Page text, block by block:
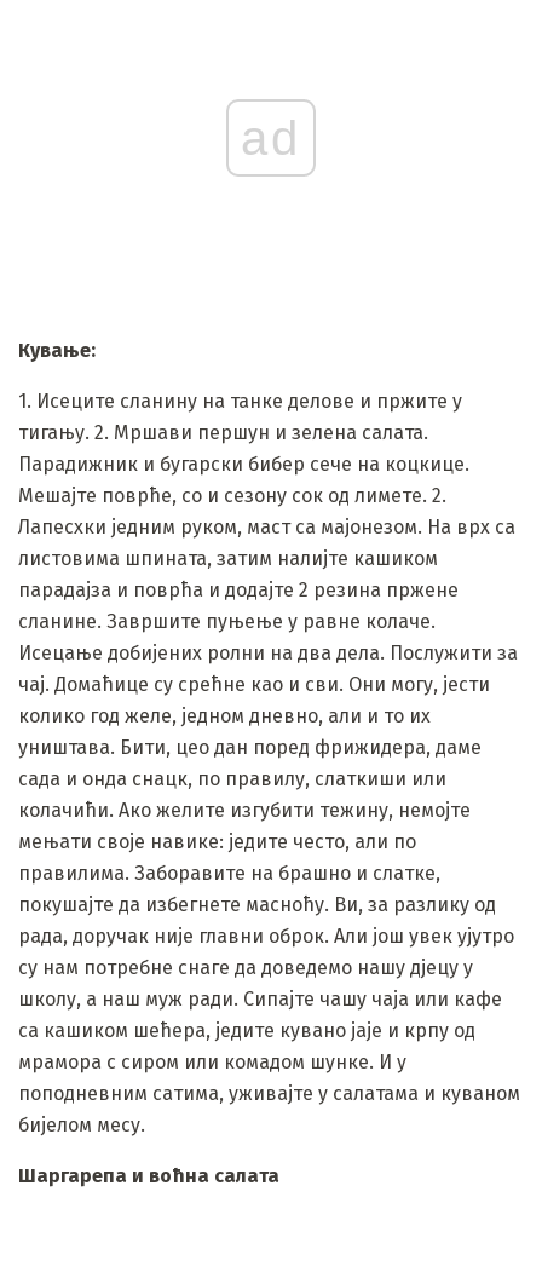
ad
Кување:
1. Исеците сланину на танке делове и пржите у
тигању. 2. Мршави першун и зелена салата.
Парадижник и бугарски бибер сече на коцкице.
Мешајте поврће, со и сезону сок од лимете. 2.
Лапесхки једним руком, маст са мајонезом. На врх са
листовима шпината, затим налијте кашиком
парадајза и поврћа и додајте 2 резина пржене
сланине. Завршите пуњење у равне колаче.
Исецање добијених ролни на два дела. Послужити за
чај. Домаћице су срећне као и сви. Они могу, јести
колико год желе, једном дневно, али и то их
уништава. Бити, цео дан поред фрижидера, даме
сада и онда снацк, по правилу, слаткиши или
колачићи. Ако желите изгубити тежину, немојте
мењати своје навике: једите често, али по
правилима. Заборавите на брашно и слатке,
покушајте да избегнете масноћу. Ви, за разлику од
рада, доручак није главни оброк. Али још увек ујутро
су нам потребне снаге да доведемо нашу дјецу у
школу, а наш муж ради. Сипајте чашу чаја или кафе
са кашиком шећера, једите кувано јаје и крпу од
мрамора с сиром или комадом шунке. И у
поподневним сатима, уживајте у салатама и куваном
бијелом месу.
Шаргарепа и воћна салата